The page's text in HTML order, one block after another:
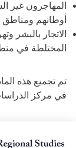
المهاجرون غير
أوطانهم
الاتجار بالبشر
المختلطة في
تم تجميع هذه
في مركز